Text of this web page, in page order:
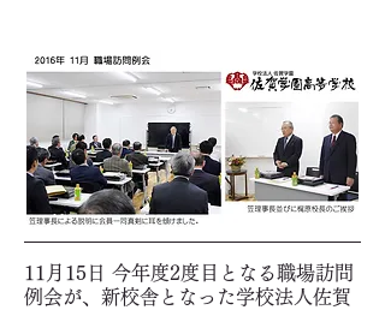
11月15日 今年度2度目となる職場訪問
例会が、新校舎となった学校法人佐賀